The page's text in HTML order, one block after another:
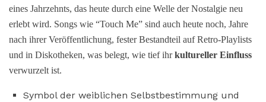
eines Jahrzehnts, das heute durch eine Welle der Nostalgie neu
erlebt wird. Songs wie “Touch Me” sind auch heute noch, Jahre
nach ihrer Veröffentlichung, fester Bestandteil auf Retro-Playlists
und in Diskotheken, was belegt, wie tief ihrkultureller Einfluss
verwurzelt ist.
Symbol der weiblichen Selbstbestimmung und